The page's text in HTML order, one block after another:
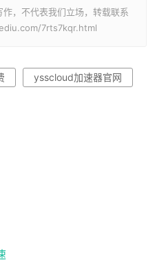
，不代表我们立场，转载联系
7rts7kqr.html
ysscloud加速器官网